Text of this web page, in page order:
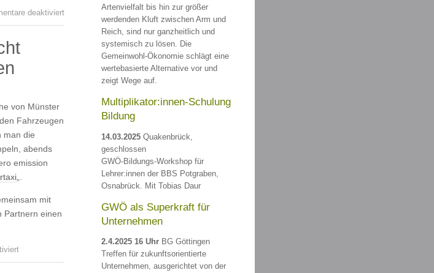
deaktiviertfür
Bei
gewaschenes
Carsharing
von Münster
Fahrzeugen
man die
abends
emission
mit
Partnern einen
für
Zero
Artenvielfalt bis hin zur größer
werdenden Kluft zwischen Arm und
Reich, sind nur ganzheitlich und
systemisch zu lösen. Die
Gemeinwohl-Ökonomie schlägt eine
wertebasierte Alternative vor und
zeigt Wege auf.
Multiplikator:innen-Schulung
Bildung
14.03.2025 Quakenbrück,
geschlossen
GWÖ-Bildungs-Workshop für
Lehrer:innen der BBS Potgraben,
Osnabrück. Mit Tobias Daur
GWÖ als Superkraft für
Unternehmen
2.4.2025 16 Uhr BG Göttingen
Treffen für zukunftsorientierte
Unternehmen, ausgerichtet von der